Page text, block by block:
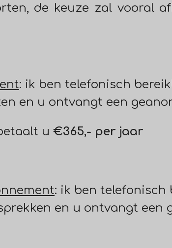
de keuze zal vooral
: ik ben telefonisch
en u ontvangt een
u €365,- per jaar
: ik ben telefonisch
en u ontvangt een